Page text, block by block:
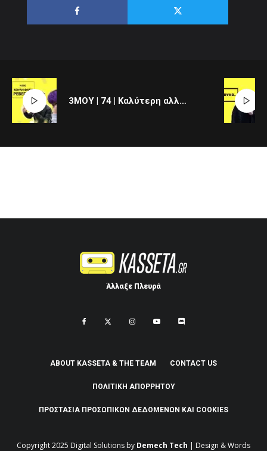
3MOY | 74 | Καλύτερη αλλαγή χρονιάς
Άλλαξε Πλευρά
ABOUT KASSETA & THE TEAM CONTACT US
ΠΟΛΙΤΙΚΉ ΑΠΟΡΡΉΤΟΥ
ΠΡΟΣΤΑΣΊΑ ΠΡΟΣΩΠΙΚΏΝ ΔΕΔΟΜΈΝΩΝ ΚΑΙ COOKIES
Copyright 2025 Digital Solutions by Demech Tech | Design & Words